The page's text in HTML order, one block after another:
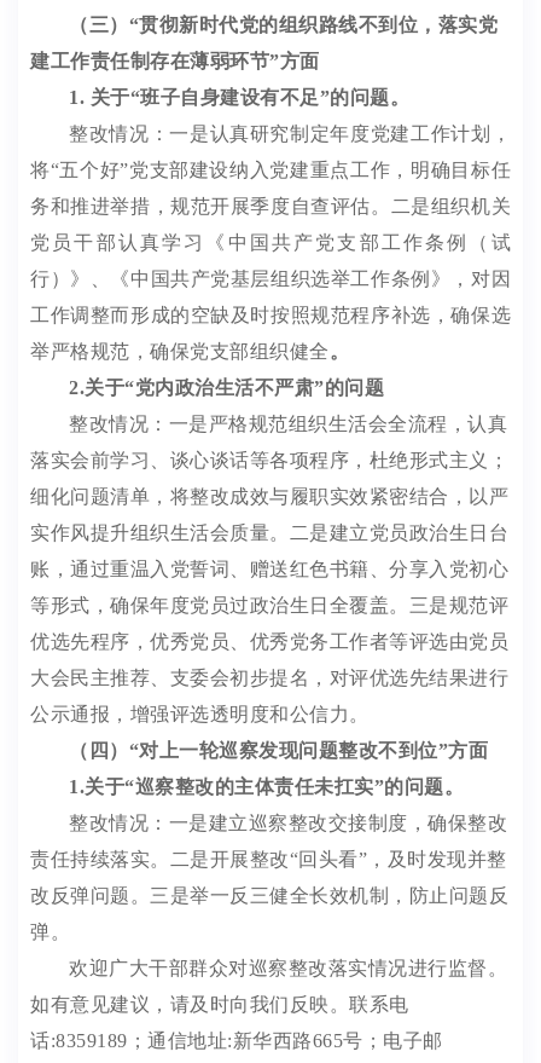
（三） “贯彻新时代党的组织路线不到位，落实党
建工作责任制存在薄弱环节”方面
1. 关于“班子自身建设有不足”的问题。
整改情况：一是认真研究制定年度党建工作计划，
将“五个好”党支部建设纳入党建重点工作，明确目标任
务和推进举措，规范开展季度自查评估。 二是组织机关
党 员干部认真学习
《中国共产党支部工作条例（试
行）》
《中国共产党基层组织选举工作条例》， 对因
工作调整而形成的空缺及时按照规范程序补选，确保选
举严格规范 ，确保党支部组织健全 。
2.关于“党内政治生活不严肃”的问题
整改情况： 一是严格规范组织生活会全流程， 认真
落实会前学习、谈心谈话等各项程序 ，杜绝形式主义
；
细化问题清单，将整改成效与履职实效紧密结合，以严
实作风提升组织生活会质量。 二是建立党员政治生日台
账 ， 通过重温入党誓词、赠送红色书籍、分享入党初心
等形式， 确保年度党员过政治生日全覆盖。三是规范评
优选先程序，优秀党员、优秀党务工作者等评选由党员
大会民主推荐、 支委会初步提名 ， 对评优选先结果进行
公示通报，增强评选透明度和公信力。
（四） “对上一轮巡察发现问题整改不到位”方面
1.关于“巡察整改的主体责任未扛实”的问题。
整改情况： 一是建立巡察整改交接制度，确保整改
责任持续落实。
二是开展整改“回头看” ，及时发现并整
改反弹问题 。三是举一反三健全长效机制，防止问题反
弹。
欢迎广大干部群众对巡察整改落实情况进行监督。
如有意见建议，请及时向我们反映。联系电
话:8359189 ；通信地址:新华西路665号；电子邮